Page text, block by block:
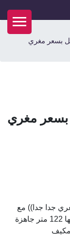
بسعر مغري
بسعر مغري
جدا جدا)) مع
رخصتها (ميكانيكا وكهرباء ) في محطة مساحتها 122 متر جاهزة
مكيف